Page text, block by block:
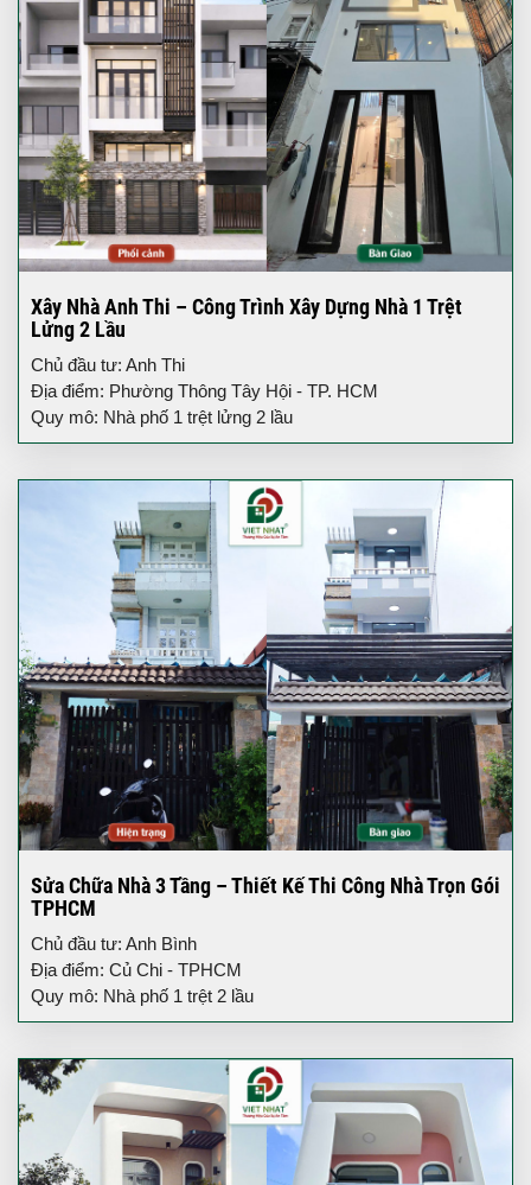
Xây Nhà Anh Thi – Công Trình Xây Dựng Nhà 1 Trệt
Lửng 2 Lầu
Chủ đầu tư: Anh Thi
Địa điểm: Phường Thông Tây Hội - TP. HCM
Quy mô: Nhà phố 1 trệt lửng 2 lầu
Sửa Chữa Nhà 3 Tầng – Thiết Kế Thi Công Nhà Trọn Gói
TPHCM
Chủ đầu tư: Anh Bình
Địa điểm: Củ Chi - TPHCM
Quy mô: Nhà phố 1 trệt 2 lầu